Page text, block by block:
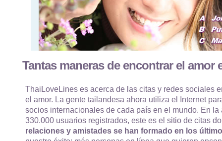
Tantas maneras de encontrar el amor
ThaiLoveLines es acerca de las citas y redes sociales
el amor. La gente tailandesa ahora utiliza el Internet
socios internacionales de cada país en el mundo. En la
330.000 usuarios registrados, este es el sitio de citas
relaciones y amistades se han formado en los